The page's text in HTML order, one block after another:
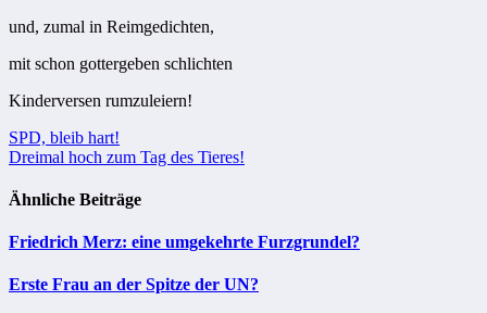
und, zumal in Reimgedichten,
mit schon gottergeben schlichten
Kinderversen rumzuleiern!
Beitragsnavigation
SPD, bleib hart!
Dreimal hoch zum Tag des Tieres!
Ähnliche Beiträge
Friedrich Merz: eine umgekehrte Furzgrundel?
Erste Frau an der Spitze der UN?